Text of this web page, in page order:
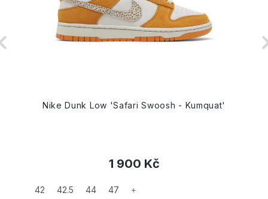
Nike Dunk Low 'Safari Swoosh - Kumquat'
1 900 Kč
42 42.5 44 47 +